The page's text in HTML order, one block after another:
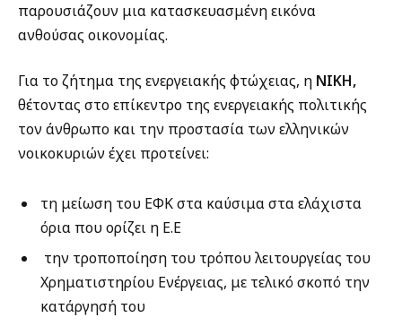
παρουσιάζουν μια κατασκευασμένη εικόνα
ανθούσας οικονομίας.
Για το ζήτημα της ενεργειακής φτώχειας, η ΝΙΚΗ,
θέτοντας στο επίκεντρο της ενεργειακής πολιτικής
τον άνθρωπο και την προστασία των ελληνικών
νοικοκυριών έχει προτείνει:
τη μείωση του ΕΦΚ στα καύσιμα στα ελάχιστα
όρια που ορίζει η Ε.Ε
⁠ την τροποποίηση του τρόπου λειτουργείας του
Χρηματιστηρίου Ενέργειας, με τελικό σκοπό την
κατάργησή του